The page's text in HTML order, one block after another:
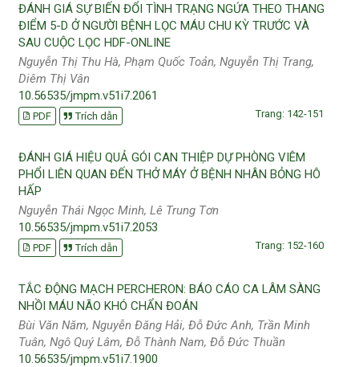
ĐÁNH GIÁ SỰ BIẾN ĐỔI TÌNH TRẠNG NGỨA THEO THANG
ĐIỂM 5-D Ở NGƯỜI BỆNH LỌC MÁU CHU KỲ TRƯỚC VÀ
SAU CUỘC LỌC HDF-ONLINE
Nguyễn Thị Thu Hà, Phạm Quốc Toản, Nguyễn Thị Trang,
Diêm Thị Vân
10.56535/jmpm.v51i7.2061
PDF Trích dẫn Trang: 142-151
ĐÁNH GIÁ HIỆU QUẢ GÓI CAN THIỆP DỰ PHÒNG VIÊM
PHỔI LIÊN QUAN ĐẾN THỞ MÁY Ở BỆNH NHÂN BỎNG HÔ
HẤP
Nguyễn Thái Ngọc Minh, Lê Trung Tơn
10.56535/jmpm.v51i7.2053
PDF Trích dẫn Trang: 152-160
TẮC ĐỘNG MẠCH PERCHERON: BÁO CÁO CA LÂM SÀNG
NHỒI MÁU NÃO KHÓ CHẨN ĐOÁN
Bùi Văn Năm, Nguyễn Đăng Hải, Đỗ Đức Anh, Trần Minh
Tuân, Ngô Quý Lâm, Đỗ Thành Nam, Đỗ Đức Thuần
10.56535/jmpm.v51i7.1900